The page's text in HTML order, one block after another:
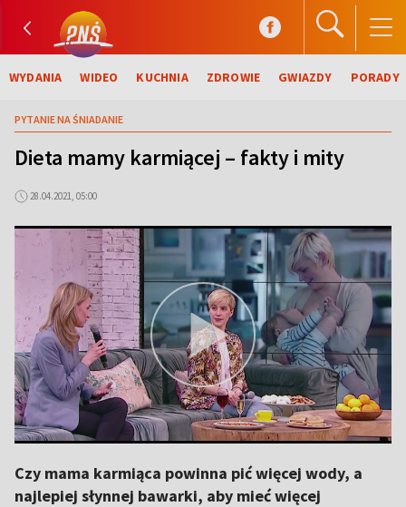
WYDANIA WIDEO KUCHNIA ZDROWIE GWIAZDY PORADY
PYTANIE NA ŚNIADANIE
Dieta mamy karmiącej – fakty i mity
28.04.2021, 05:00
Czy mama karmiąca powinna pić więcej wody, a
najlepiej słynnej bawarki, aby mieć więcej